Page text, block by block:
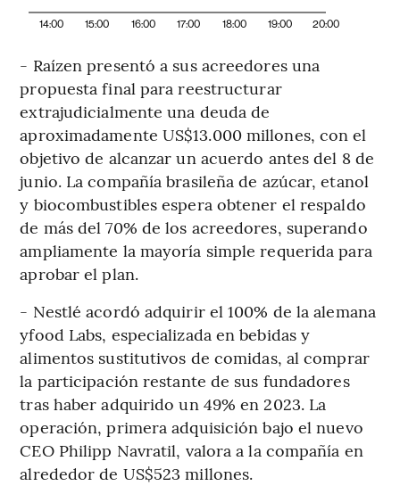
14:00 15:00 16:00 17:00 18:00 19:00 20:00
- Raízen presentó a sus acreedores una
propuesta final para reestructurar
extrajudicialmente una deuda de
aproximadamente US$13.000 millones, con el
objetivo de alcanzar un acuerdo antes del 8 de
junio. La compañía brasileña de azúcar, etanol
y biocombustibles espera obtener el respaldo
de más del 70% de los acreedores, superando
ampliamente la mayoría simple requerida para
aprobar el plan.
- Nestlé acordó adquirir el 100% de la alemana
yfood Labs, especializada en bebidas y
alimentos sustitutivos de comidas, al comprar
la participación restante de sus fundadores
tras haber adquirido un 49% en 2023. La
operación, primera adquisición bajo el nuevo
CEO Philipp Navratil, valora a la compañía en
alrededor de US$523 millones.